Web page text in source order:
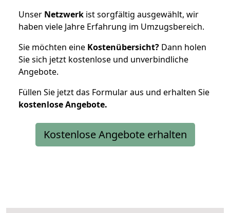
Unser Netzwerk ist sorgfältig ausgewählt, wir
haben viele Jahre Erfahrung im Umzugsbereich.
Sie möchten eine Kostenübersicht? Dann holen
Sie sich jetzt kostenlose und unverbindliche
Angebote.
Füllen Sie jetzt das Formular aus und erhalten Sie
kostenloseAngebote.
Kostenlose Angebote erhalten